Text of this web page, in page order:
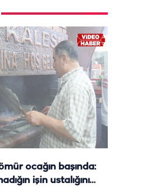
ocağın başında:
işin ustalığını